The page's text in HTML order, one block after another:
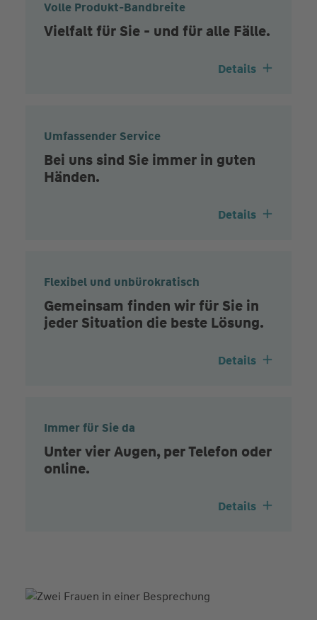
Volle Produkt-Bandbreite
Vielfalt für Sie - und für alle Fälle.
Details
Umfassender Service
Bei uns sind Sie immer in guten
Händen.
Details
Flexibel und unbürokratisch
Gemeinsam finden wir für Sie in
jeder Situation die beste Lösung.
Details
Immer für Sie da
Unter vier Augen, per Telefon oder
online.
Details